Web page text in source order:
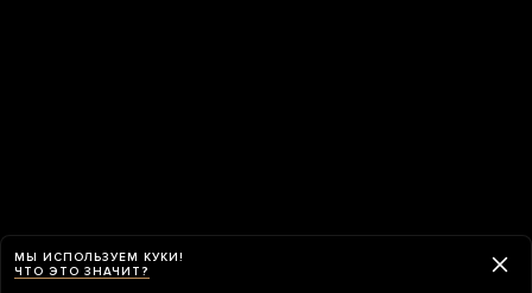
МЫ ИСПОЛЬЗУЕМ КУКИ!
ЧТО ЭТО ЗНАЧИТ?